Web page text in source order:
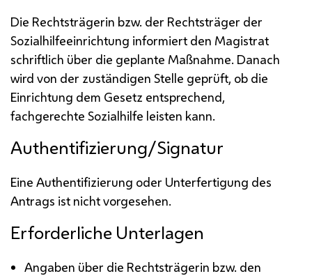
Die Rechtsträgerin bzw. der Rechtsträger der
Sozialhilfeeinrichtung informiert den Magistrat
schriftlich über die geplante Maßnahme. Danach
wird von der zuständigen Stelle geprüft, ob die
Einrichtung dem Gesetz entsprechend,
fachgerechte Sozialhilfe leisten kann.
Authentifizierung/Signatur
Eine Authentifizierung oder Unterfertigung des
Antrags ist nicht vorgesehen.
Erforderliche Unterlagen
Angaben über die Rechtsträgerin bzw. den